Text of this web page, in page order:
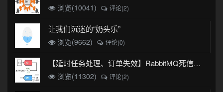
浏览(10041) 评论(2)
让我们沉迷的“奶头乐”
浏览(9662) 评论(0)
【延时任务处理、订单失效】RabbitMQ死信队列实现
浏览(11302)
评论(2)